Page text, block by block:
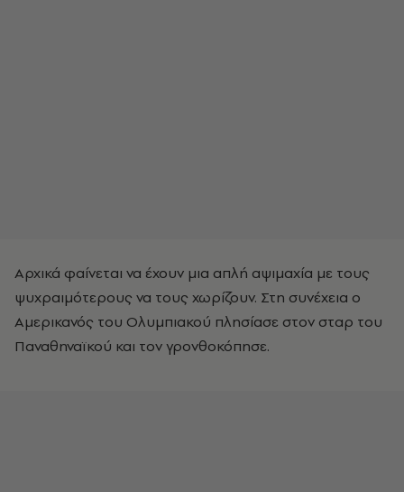
Αρχικά φαίνεται να έχουν μια απλή αψιμαχία με τους
ψυχραιμότερους να τους χωρίζουν. Στη συνέχεια ο
Αμερικανός του Ολυμπιακού πλησίασε στον σταρ του
Παναθηναϊκού και τον γρονθοκόπησε.